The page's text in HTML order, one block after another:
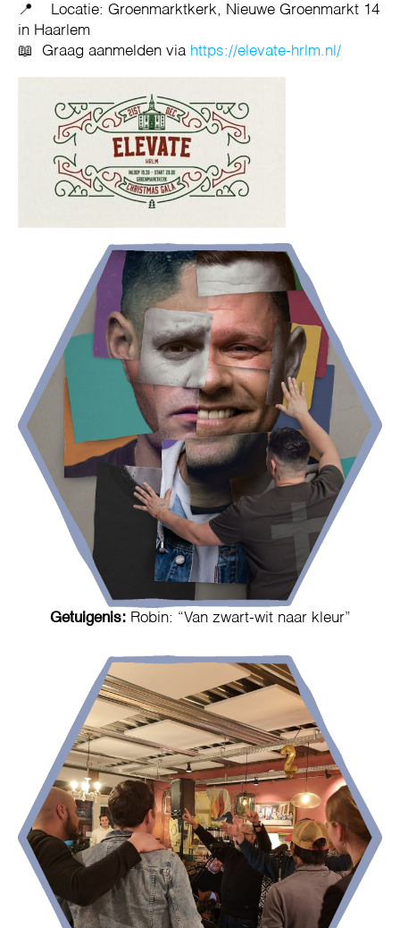
📍 Locatie: Groenmarktkerk, Nieuwe Groenmarkt 14
in Haarlem
📖 Graag aanmelden via https://elevate-hrlm.nl/
Getuigenis: Robin: “Van zwart-wit naar kleur”